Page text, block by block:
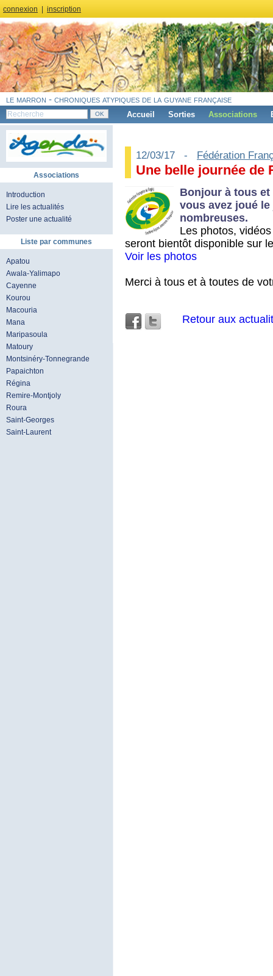
connexion inscription
le marron - chroniques atypiques de la guyane française
Accueil Sorties Associations
Associations
Introduction
Lire les actualités
Poster une actualité
Liste par communes
Apatou
Awala-Yalimapo
Cayenne
Kourou
Macouria
Mana
Maripasoula
Matoury
Montsinéry-Tonnegrande
Papaichton
Régina
Remire-Montjoly
Roura
Saint-Georges
Saint-Laurent
12/03/17 - Fédération
Une belle journée de
Bonjour à tous
vous avez joué
nombreuses.
Les photos,
seront bientôt disponible sur
Voir les photos
Merci à tous et à toutes de
Retour aux